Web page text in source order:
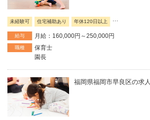
未経験可 住宅補助あり 年休120日以上
給与 月給：160,000円～250,000円
職種
保育士
園長
福岡県福岡市早良区の求人